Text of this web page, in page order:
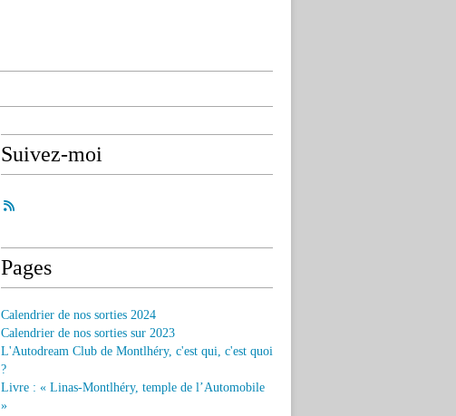
Suivez-moi
Pages
Calendrier de nos sorties 2024
Calendrier de nos sorties sur 2023
L'Autodream Club de Montlhéry, c'est qui, c'est quoi
?
Livre : « Linas-Montlhéry, temple de l’Automobile
»